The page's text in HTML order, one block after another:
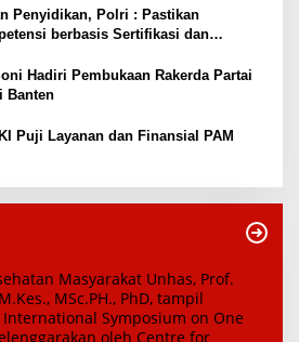
Penyidikan, Polri : Pastikan
berbasis Sertifikasi dan
Hadiri Pembukaan Rakerda Partai
Banten
Puji Layanan dan Finansial PAM